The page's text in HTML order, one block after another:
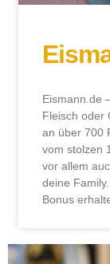
Eismann.de
Fleisch oder
an über 700
vom stolzen
vor allem
deine
Bonus